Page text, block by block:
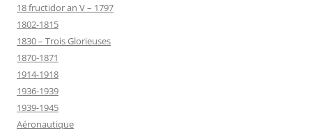
18 fructidor an V – 1797
1802-1815
1830 – Trois Glorieuses
1870-1871
1914-1918
1936-1939
1939-1945
Aéronautique